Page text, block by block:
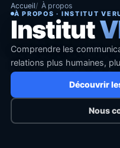
Accueil À propos
À PROPOS · INSTITUT
Institut
Comprendre les
relations plus humaines,
Découvrir
Nous